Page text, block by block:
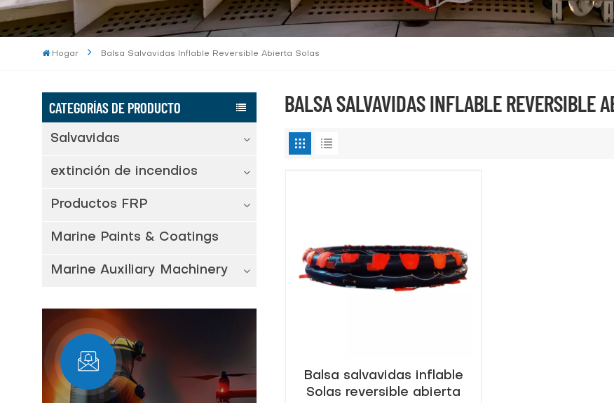
Hogar Balsa Salvavidas Inflable Reversible Abierta Solas
CATEGORÍAS DE PRODUCTO
Salvavidas
extinción de incendios
Productos FRP
Marine Paints & Coatings
Marine Auxiliary Machinery
BALSA SALVAVIDAS INFLABLE REVERSIBLE
Balsa salvavidas inflable
Solas reversible abierta